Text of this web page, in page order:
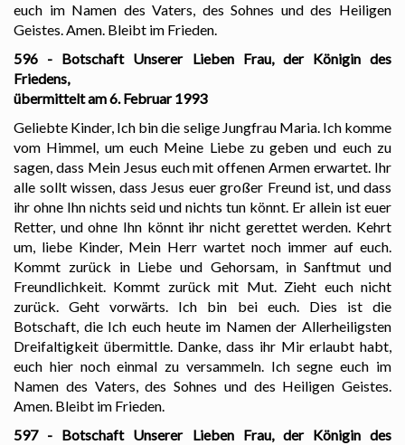
euch im Namen des Vaters, des Sohnes und des Heiligen
Geistes. Amen. Bleibt im Frieden.
596 - Botschaft Unserer Lieben Frau, der Königin des
Friedens,
übermittelt am 6. Februar 1993
Geliebte Kinder, Ich bin die selige Jungfrau Maria. Ich komme
vom Himmel, um euch Meine Liebe zu geben und euch zu
sagen, dass Mein Jesus euch mit offenen Armen erwartet. Ihr
alle sollt wissen, dass Jesus euer großer Freund ist, und dass
ihr ohne Ihn nichts seid und nichts tun könnt. Er allein ist euer
Retter, und ohne Ihn könnt ihr nicht gerettet werden. Kehrt
um, liebe Kinder, Mein Herr wartet noch immer auf euch.
Kommt zurück in Liebe und Gehorsam, in Sanftmut und
Freundlichkeit. Kommt zurück mit Mut. Zieht euch nicht
zurück. Geht vorwärts. Ich bin bei euch. Dies ist die
Botschaft, die Ich euch heute im Namen der Allerheiligsten
Dreifaltigkeit übermittle. Danke, dass ihr Mir erlaubt habt,
euch hier noch einmal zu versammeln. Ich segne euch im
Namen des Vaters, des Sohnes und des Heiligen Geistes.
Amen. Bleibt im Frieden.
597 - Botschaft Unserer Lieben Frau, der Königin des